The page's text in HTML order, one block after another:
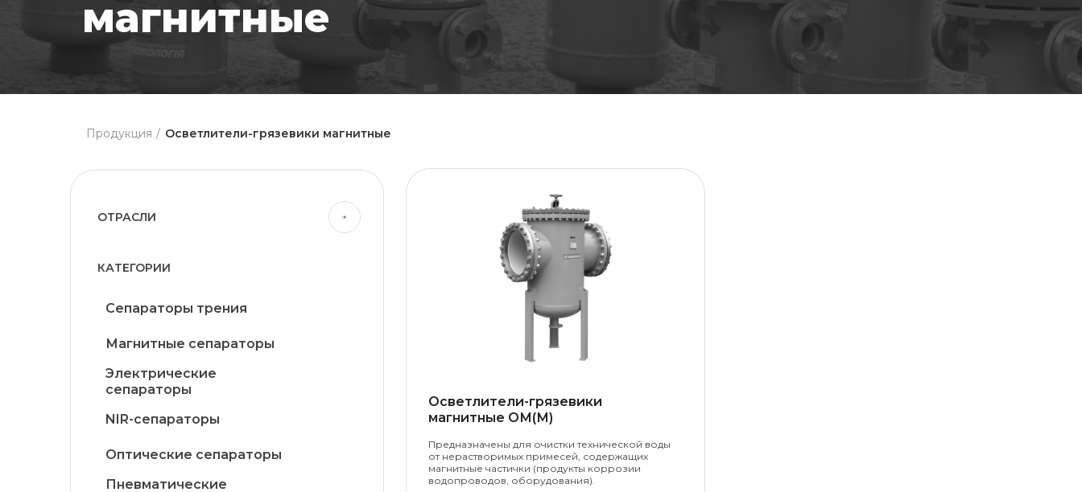
магнитные
ОТРАСЛИ
промышленность
Коммунальное машиностроение
Кондитерская промышленность
Крохмало-патоковая
КАТЕГОРИИ
Сепараторы трения
Магнитные сепараторы
Электрические
сепараторы
NIR-сепараторы
Оптические сепараторы
Пневматические
Продукция Осветлители-грязевики магнитные
Осветлители-грязевики
магнитные ОМ(М)
Предназначены для очистки технической воды
от нерастворимых примесей, содержащих
магнитные частички (продукты коррозии
водопроводов, оборудования).